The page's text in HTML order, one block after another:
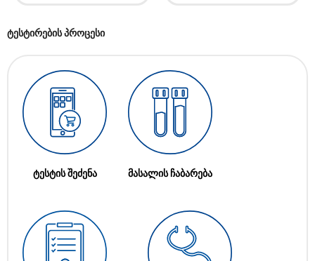
ტესტირების პროცესი
ტესტის შეძენა მასალის ჩაბარება